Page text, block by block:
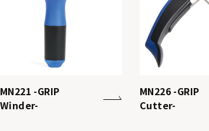
MN221 -GRIP
Winder-
MN226 -GRIP
Cutter-